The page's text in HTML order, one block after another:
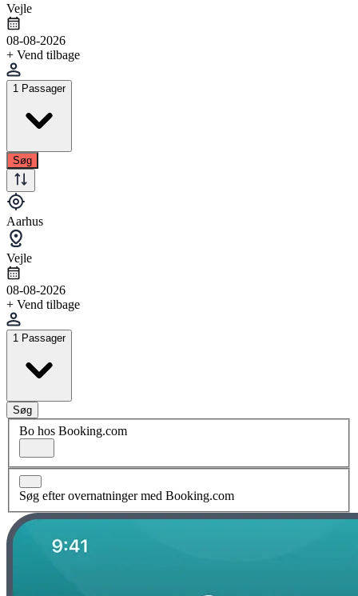
Vejle
08-08-2026
+ Vend tilbage
1 Passager
Søg
Aarhus
Vejle
08-08-2026
+ Vend tilbage
1 Passager
Søg
Bo hos Booking.com
Søg efter overnatninger med Booking.com